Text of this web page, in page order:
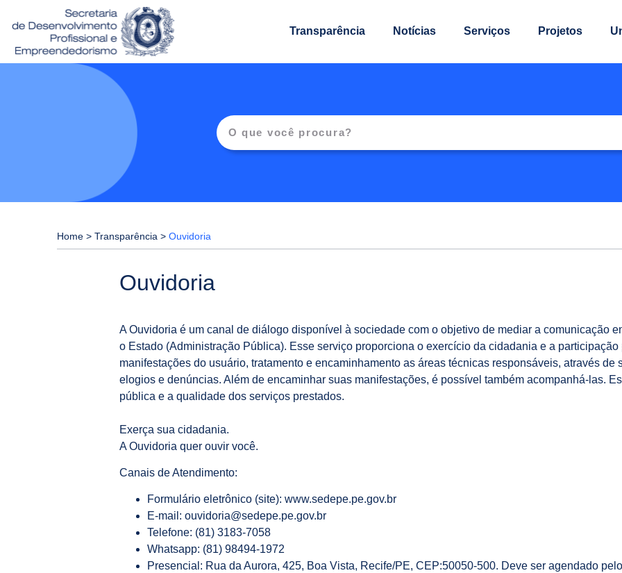
Transparência Notícias Serviços Projetos
Home > Transparência > Ouvidoria
Ouvidoria
A Ouvidoria é um canal de diálogo disponível à sociedade com o objetivo de mediar a comunicação
o Estado (Administração Pública). Esse serviço proporciona o exercício da cidadania e a
manifestações do usuário, tratamento e encaminhamento as áreas técnicas responsáveis, através de
elogios e denúncias. Além de encaminhar suas manifestações, é possível também acompanhá-las.
pública e a qualidade dos serviços prestados.
Exerça sua cidadania.
A Ouvidoria quer ouvir você.
Canais de Atendimento:
Formulário eletrônico (site): www.sedepe.pe.gov.br
E-mail: ouvidoria@sedepe.pe.gov.br
Telefone: (81) 3183-7058
Whatsapp: (81) 98494-1972
Presencial: Rua da Aurora, 425, Boa Vista, Recife/PE, CEP:50050-500. Deve ser agendado